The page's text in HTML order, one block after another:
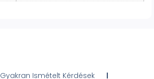
Gyakran Ismételt Kérdések